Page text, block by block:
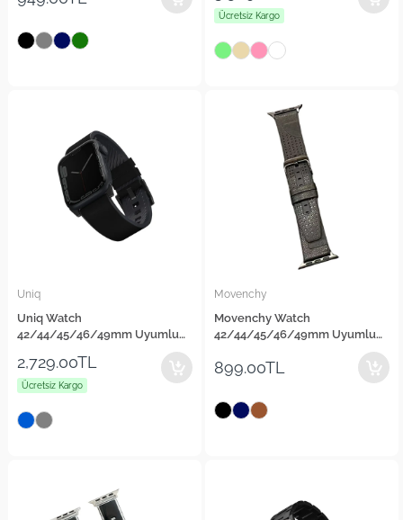
Ücretsiz Kargo
Uniq
Uniq Watch
42/44/45/46/49mm Uyumlu
Kordon
2,729.00TL
Ücretsiz Kargo
Movenchy
Movenchy Watch
42/44/45/46/49mm Uyumlu
899.00TL